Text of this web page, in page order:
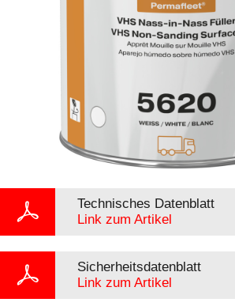
Technisches Datenblatt
Link zum Artikel
Sicherheitsdatenblatt
Link zum Artikel